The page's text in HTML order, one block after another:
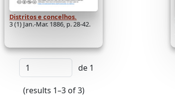
Distritos e concelhos.
3 (1) Jan.-Mar. 1886, p. 28-42.
de 1
(results 1–3 of 3)